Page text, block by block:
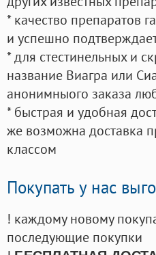
* качество препаратов
и успешно
* для стестинельных и
название Виагра или
анонимныого заказа
* быстрая и удобная
же возможна доставка
классом
Покупать у нас
! каждому новому
последующие покупки